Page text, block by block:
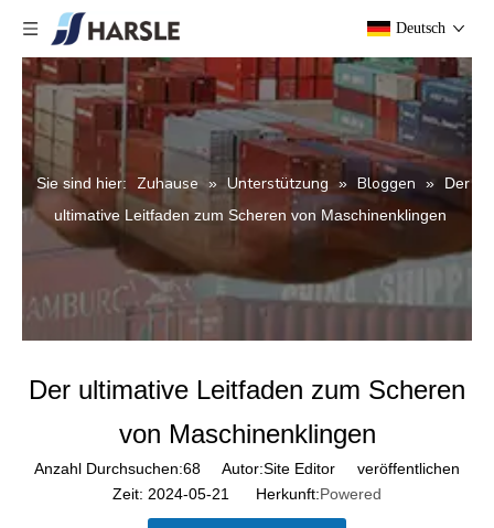
Deutsch
Sie sind hier: Zuhause » Unterstützung » Bloggen »
Der
ultimative Leitfaden zum Scheren von Maschinenklingen
Der ultimative Leitfaden zum Scheren
von Maschinenklingen
Anzahl Durchsuchen:68 Autor:Site Editor veröffentlichen
Zeit: 2024-05-21 Herkunft:Powered